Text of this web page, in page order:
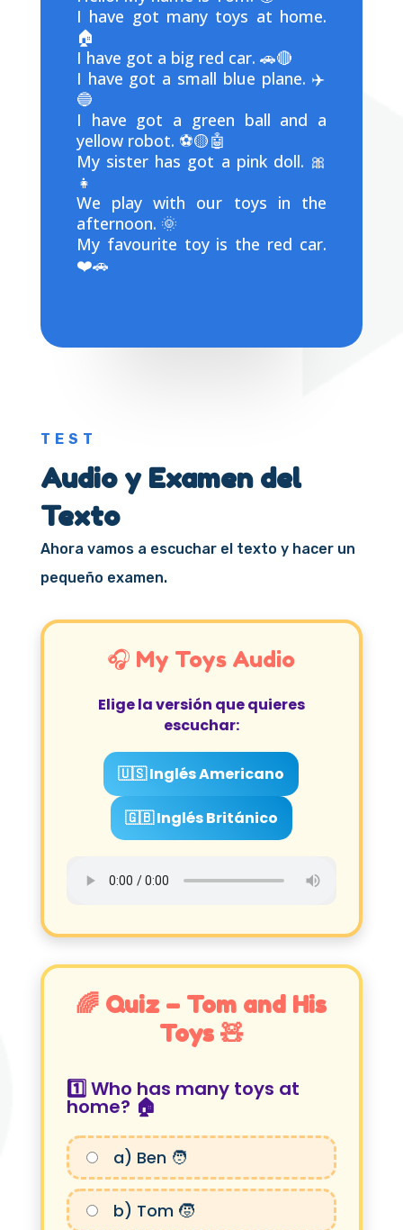
I have got many toys at home.
🏠
I have got a big red car. 🚗🔴
I have got a small blue plane. ✈️
🔵
I have got a green ball and a
yellow robot. ⚽🟡🤖
My sister has got a pink doll. 🎀
👧
We play with our toys in the
afternoon. 🌞
My favourite toy is the red car.
❤️🚗
TEST
Audio y Examen del
Texto
Ahora vamos a escuchar el texto y hacer un
pequeño examen.
🎧 My Toys Audio
Elige la versión que quieres
escuchar:
🇺🇸 Inglés Americano
🇬🇧 Inglés Británico
🌈 Quiz – Tom and His
Toys 🧸
1️⃣ Who has many toys at
home? 🏠
a) Ben 🧑
b) Tom 🧒